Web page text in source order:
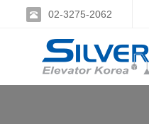
02-3275-2062